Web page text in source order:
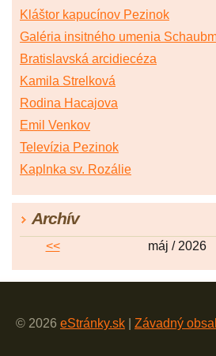
Kláštor kapucínov Pezinok
Galéria insitného umenia
Bratislavská arcidiecéza
Kamila Strelková
Rodina Hacajova
Emil Venkov
Televízia Pezinok
Kaplnka sv. Rozálie
Archív
<< máj / 2026
© 2026 eStránky.sk Závadný